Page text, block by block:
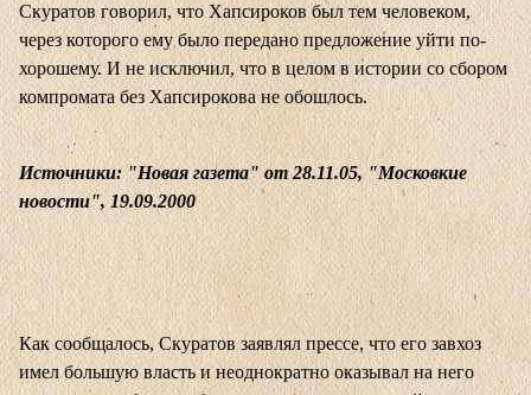
Скуратов говорил, что Хапсироков был тем человеком,
через которого ему было передано предложение уйти по-
хорошему. И не исключил, что в целом в истории со сбором
компромата без Хапсирокова не обошлось.
Источники: "Новая газета" от 28.11.05, "Московкие
новости", 19.09.2000
Как сообщалось, Скуратов заявлял прессе, что его завхоз
имел большую власть и неоднократно оказывал на него